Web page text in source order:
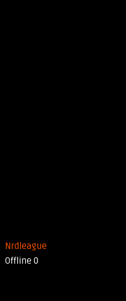
Nrdleague
Offline 0